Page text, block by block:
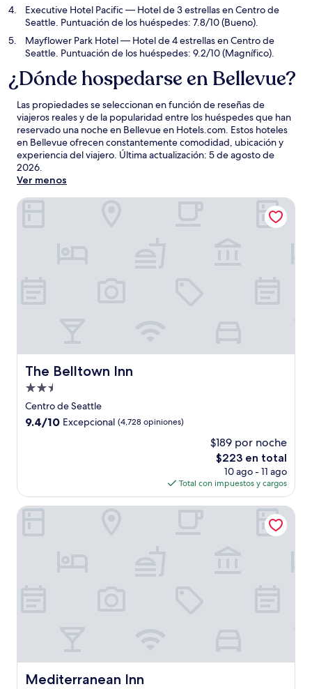
Executive Hotel Pacific— Hotel de 3 estrellas en Centro de
Seattle. Puntuación de los huéspedes: 7.8/10 (Bueno).
Mayflower Park Hotel— Hotel de 4 estrellas en Centro de
Seattle. Puntuación de los huéspedes: 9.2/10 (Magnífico).
¿Dónde hospedarse en Bellevue?
Las propiedades se seleccionan en función de reseñas de
viajeros reales y de la popularidad entre los huéspedes que han
reservado una noche en Bellevue en Hotels.com. Estos hoteles
en Bellevue ofrecen constantemente comodidad, ubicación y
experiencia del viajero. Última actualización: 5 de agosto de
2026.
Ver menos
The Belltown Inn
The Belltown Inn
Propiedad
de
2.5
Centro de Seattle
9.4
9.4/10 Excepcional (4,728 opiniones)
$189 por noche
El
precio
actual
es
de
$223 en total
10 ago - 11 ago
Total con impuestos y cargos
The Belltown Inn
Mediterranean Inn
Mediterranean Inn
Mediterranean Inn